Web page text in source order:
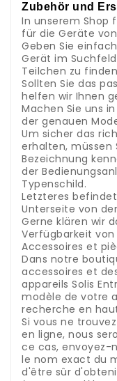
Zubehör und
In unserem Shop
für die Geräte von
Geben Sie
Gerät im
Teilchen zu
Sollten Sie das
helfen wir Ihnen
Machen Sie uns
der genauen
Um sicher das
erhalten, müssen
Bezeichnung
der
Typenschild.
Letzteres
Unterseite von
Gerne klären wir
Verfügbarkeit
Accessoires et
Dans notre
accessoires et
appareils Solis
modèle de votre
recherche en
Si vous ne
en ligne, nous
ce cas, envoyez-
le nom exact du
d'être sûr